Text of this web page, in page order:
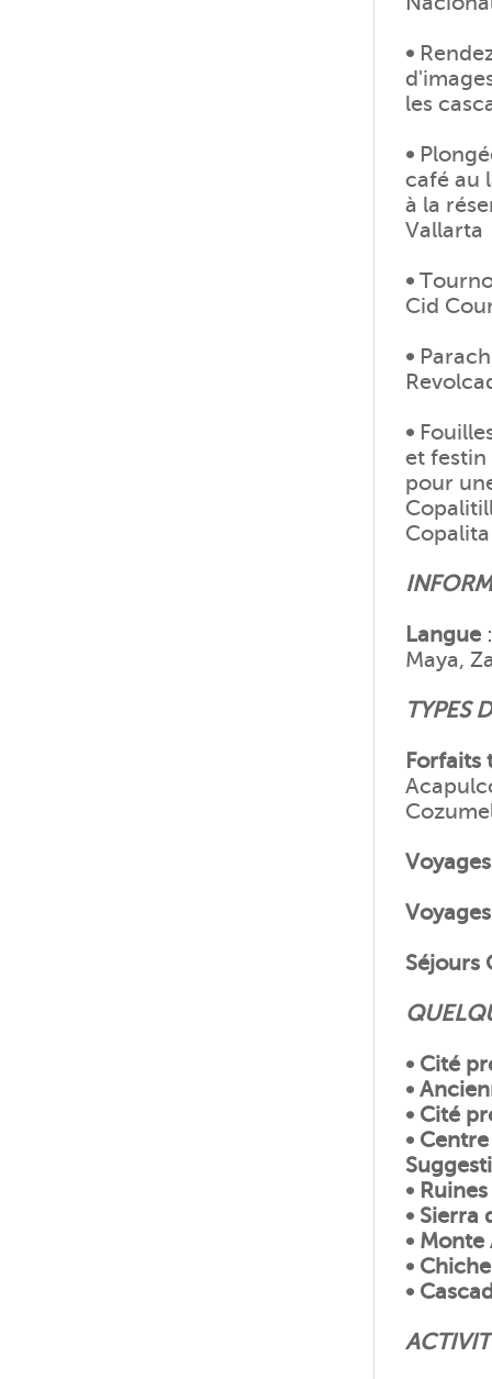
•
les
•
café au
à la
Vallarta
•
Cid
•
•
et festin
pour
Copalita
Langue
Maya,
TYPES
Forfaits
Séjours
• Cité
•
• Cité
•
•
• Sierra
• Monte
•
•